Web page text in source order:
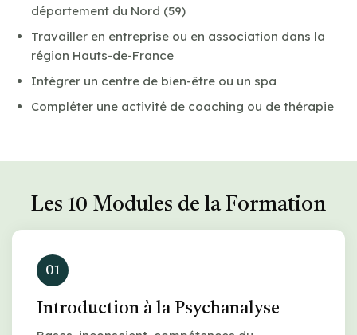
département du Nord (59)
Travailler en entreprise ou en association dans la
région Hauts-de-France
Intégrer un centre de bien-être ou un spa
Compléter une activité de coaching ou de thérapie
Les 10 Modules de la Formation
01
Introduction à la Psychanalyse